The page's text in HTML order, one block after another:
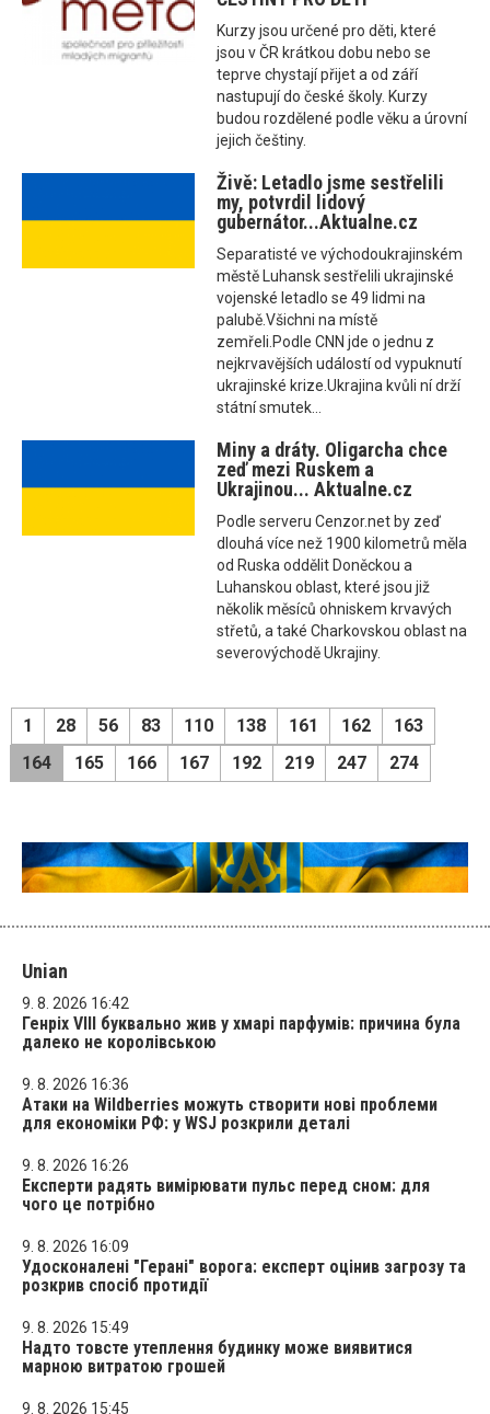
Kurzy jsou určené pro děti, které
jsou v ČR krátkou dobu nebo se
teprve chystají přijet a od září
nastupují do české školy. Kurzy
budou rozdělené podle věku a úrovní
jejich češtiny.
Živě: Letadlo jsme sestřelili
my, potvrdil lidový
gubernátor...Aktualne.cz
Separatisté ve východoukrajinském
městě Luhansk sestřelili ukrajinské
vojenské letadlo se 49 lidmi na
palubě.Všichni na místě
zemřeli.Podle CNN jde o jednu z
nejkrvavějších událostí od vypuknutí
ukrajinské krize.Ukrajina kvůli ní drží
státní smutek...
Miny a dráty. Oligarcha chce
zeď mezi Ruskem a
Ukrajinou... Aktualne.cz
Podle serveru Cenzor.net by zeď
dlouhá více než 1900 kilometrů měla
od Ruska oddělit Doněckou a
Luhanskou oblast, které jsou již
několik měsíců ohniskem krvavých
střetů, a také Charkovskou oblast na
severovýchodě Ukrajiny.
1 28 56 83 110 138 161 162
163
164
165 166 167 192 219 247 274
Unian
9. 8. 2026 16:42
Генріх VIII буквально жив у хмарі парфумів: причина була
далеко не королівською
9. 8. 2026 16:36
Атаки на Wildberries можуть створити нові проблеми
для економіки РФ: у WSJ розкрили деталі
9. 8. 2026 16:26
Експерти радять вимірювати пульс перед сном: для
чого це потрібно
9. 8. 2026 16:09
Удосконалені "Герані" ворога: експерт оцінив загрозу та
розкрив спосіб протидії
9. 8. 2026 15:49
Надто товсте утеплення будинку може виявитися
марною витратою грошей
9. 8. 2026 15:45